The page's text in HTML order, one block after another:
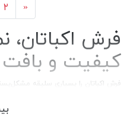
۲ »بعد
فرش اکباتان،
کیفیت و
فرش اکباتان را بسیاری سلیقه
رنگ‌هایی که دیدگان را به تحسین